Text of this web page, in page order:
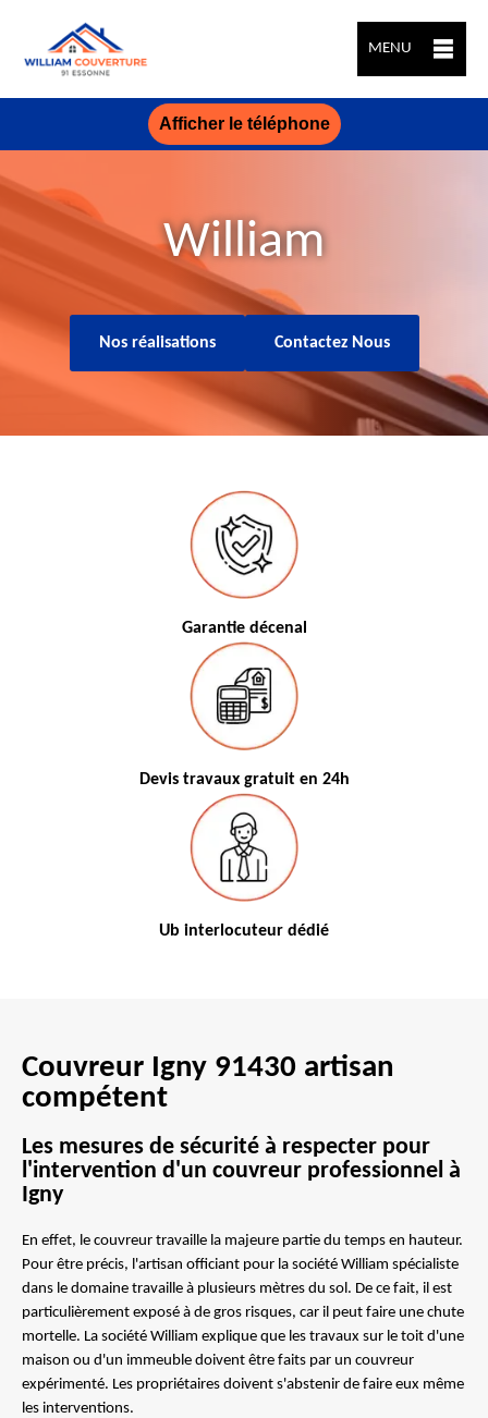
MENU
Afficher le téléphone
William
Nos réalisations Contactez Nous
Garantie décenal
Devis travaux gratuit en 24h
Ub interlocuteur dédié
Couvreur Igny 91430 artisan
compétent
Les mesures de sécurité à respecter pour
l'intervention d'un couvreur professionnel à
Igny
En effet, le couvreur travaille la majeure partie du temps en hauteur.
Pour être précis, l'artisan officiant pour la société William spécialiste
dans le domaine travaille à plusieurs mètres du sol. De ce fait, il est
particulièrement exposé à de gros risques, car il peut faire une chute
mortelle. La société William explique que les travaux sur le toit d'une
maison ou d'un immeuble doivent être faits par un couvreur
expérimenté. Les propriétaires doivent s'abstenir de faire eux même
les interventions.